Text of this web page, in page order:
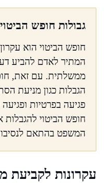
גבולות חופש הביטוי
חופש הביטוי הוא
המתיר לאדם להביע
ממשלתית. עם זאת,
הגבלות כגון מניעת
פגיעה בפרטיות ופגיעה
חופש הביטוי להגבלות
המשפט בהתאם
עקרונות לקביעת